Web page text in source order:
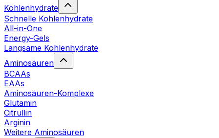
Kohlenhydrate
Schnelle Kohlenhydrate
All-in-One
Energy-Gels
Langsame Kohlenhydrate
Aminosäuren
BCAAs
EAAs
Aminosäuren-Komplexe
Glutamin
Citrullin
Arginin
Weitere Aminosäuren